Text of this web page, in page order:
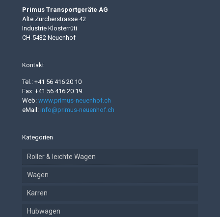
Primus Transportgeräte AG
Alte Zürcherstrasse 42
Industrie Klosterrüti
CH-5432 Neuenhof
Kontakt
Tel.: +41 56 416 20 10
Fax: +41 56 416 20 19
Web: www.primus-neuenhof.ch
eMail: info@primus-neuenhof.ch
Kategorien
Roller & leichte Wagen
Wagen
Karren
Hubwagen